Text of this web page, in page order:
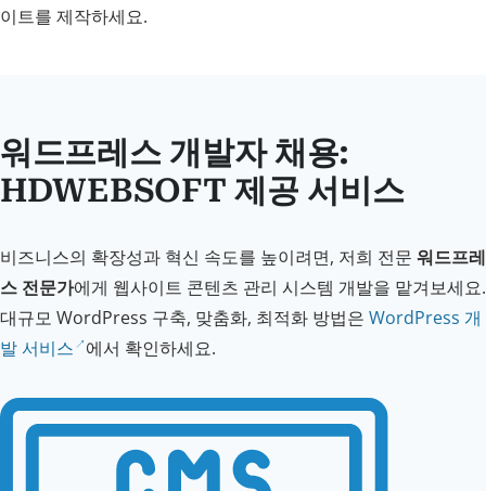
이트를 제작하세요.
워드프레스 개발자 채용:
HDWEBSOFT 제공 서비스
비즈니스의 확장성과 혁신 속도를 높이려면, 저희 전문 워드프레
스 전문가에게 웹사이트 콘텐츠 관리 시스템 개발을 맡겨보세요.
대규모 WordPress 구축, 맞춤화, 최적화 방법은 WordPress 개
발 서비스 에서 확인하세요.